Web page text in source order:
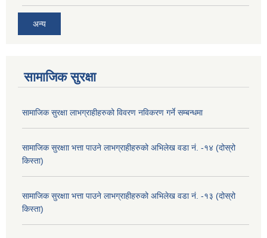
अन्य
सामाजिक सुरक्षा
सामाजिक सुरक्षा लाभग्राहीहरुको विवरण नविकरण गर्ने सम्बन्धमा
सामाजिक सुरक्षाा भत्ता पाउने लाभग्राहीहरुको अभिलेख वडा नं. -१४ (दोस्रो
किस्ता)
सामाजिक सुरक्षाा भत्ता पाउने लाभग्राहीहरुको अभिलेख वडा नं. -१३ (दोस्रो
किस्ता)